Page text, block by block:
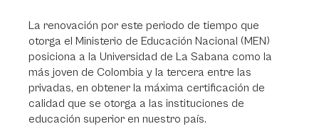
La renovación por este periodo de tiempo que
otorga el Ministerio de Educación Nacional (MEN)
posiciona a la Universidad de La Sabana como la
más joven de Colombia y la tercera entre las
privadas, en obtener la máxima certificación de
calidad que se otorga a las instituciones de
educación superior en nuestro país.